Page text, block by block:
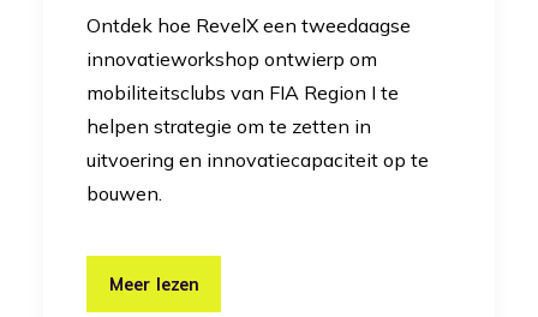
Ontdek hoe RevelX een tweedaagse
innovatieworkshop ontwierp om
mobiliteitsclubs van FIA Region I te
helpen strategie om te zetten in
uitvoering en innovatiecapaciteit op te
bouwen.
Meer lezen